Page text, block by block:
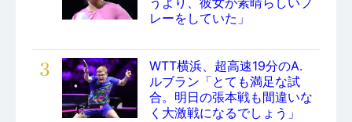
レーをしていた」
3
WTT横浜、超高速19分のA.
ルブラン「とても満足な試
合。明日の張本戦も間違いな
く大激戦になるでしょう」